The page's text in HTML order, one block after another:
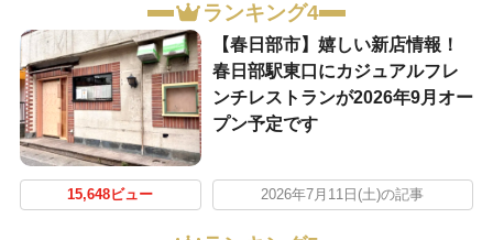
ランキング4
【春日部市】嬉しい新店情報！
春日部駅東口にカジュアルフレ
ンチレストランが2026年9月オー
プン予定です
15,648ビュー 2026年7月11日(土)の記事